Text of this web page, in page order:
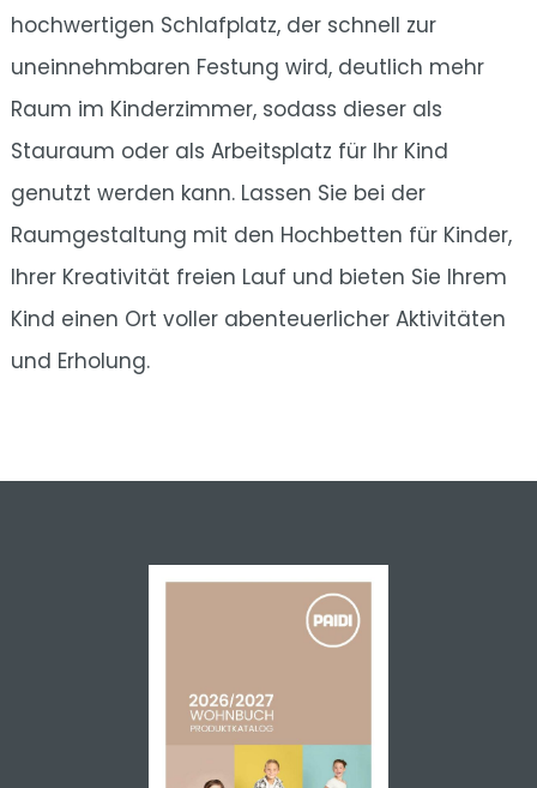
hochwertigen Schlafplatz, der schnell zur
uneinnehmbaren Festung wird, deutlich mehr
Raum im Kinderzimmer, sodass dieser als
Stauraum oder als Arbeitsplatz für Ihr Kind
genutzt werden kann. Lassen Sie bei der
Raumgestaltung mit den Hochbetten für Kinder,
Ihrer Kreativität freien Lauf und bieten Sie Ihrem
Kind einen Ort voller abenteuerlicher Aktivitäten
und Erholung.